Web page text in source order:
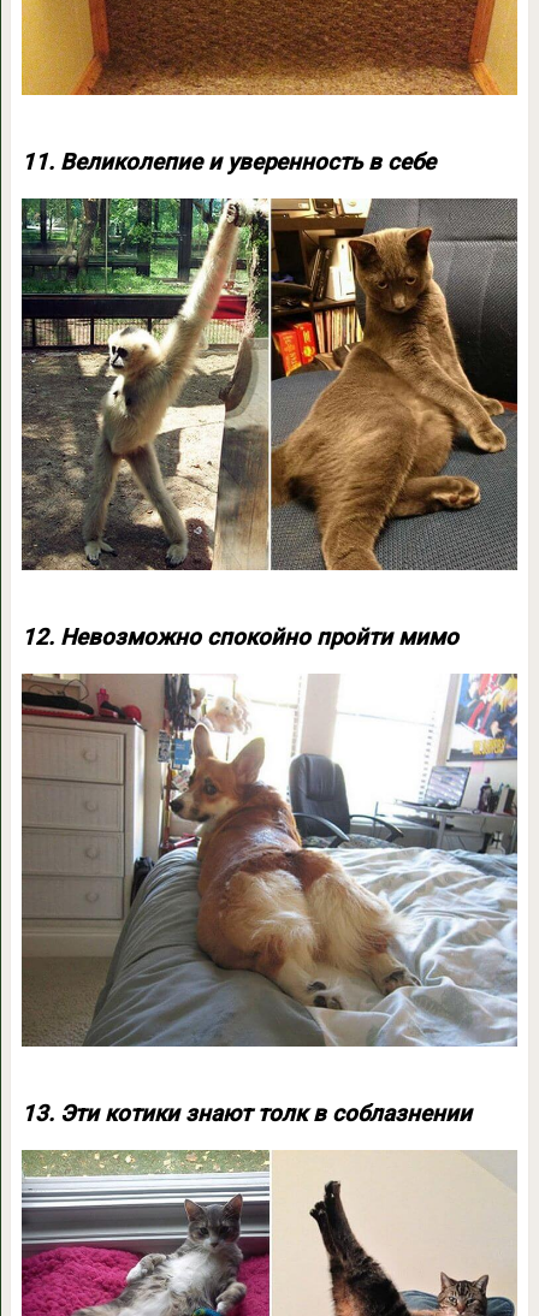
11. Великолепие и уверенность в себе
12. Невозможно спокойно пройти мимо
13. Эти котики знают толк в соблазнении